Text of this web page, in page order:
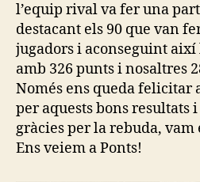
l’equip rival va fer una
destacant els 90 que van
jugadors i aconseguint
amb 326 punts i nosaltres
Només ens queda felicitar
per aquests bons resultats
gràcies per la rebuda, vam
Ens veiem a Ponts!